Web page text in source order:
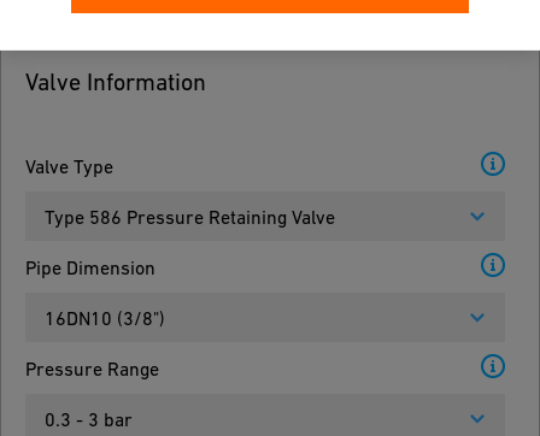
Valve Information
Valve Type
Type 586 Pressure Retaining Valve
Pipe Dimension
16DN10 (3/8")
Pressure Range
0.3 - 3 bar